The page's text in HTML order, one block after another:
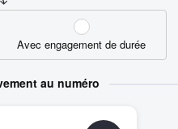
Avec engagement de durée
au numéro